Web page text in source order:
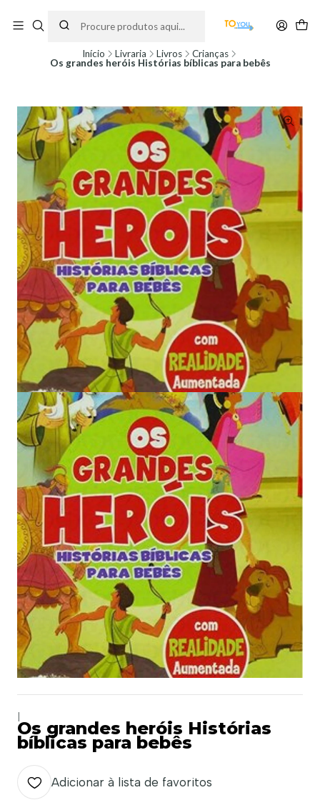
partir do dia 11 de Agosto, às 10H.
Início Livraria Livros
Crianças
Os grandes heróis Histórias bíblicas para bebês
Os grandes heróis Histórias
bíblicas para bebês
Adicionar à lista de favoritos